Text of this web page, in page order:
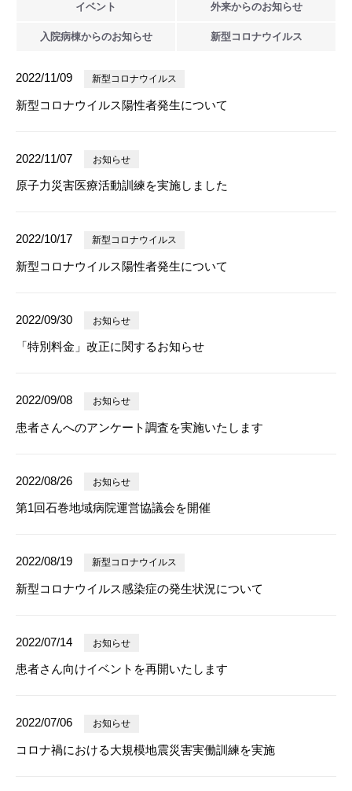
イベント 外来からのお知らせ
入院病棟からのお知らせ 新型 コロナウイルス
2022/11/09 新型コロナウイルス
新型コロナウイルス陽性者発生について
2022/11/07 お知らせ
原子力災害医療活動訓練を実施しました
2022/10/17 新型コロナウイルス
新型コロナウイルス陽性者発生について
2022/09/30 お知らせ
「特別料金」改正に関するお知らせ
2022/09/08 お知らせ
患者さんへのアンケート調査を実施いたします
2022/08/26 お知らせ
第1回石巻地域病院運営協議会を開催
2022/08/19 新型コロナウイルス
新型コロナウイルス感染症の発生状況について
2022/07/14 お知らせ
患者さん向けイベントを再開いたします
2022/07/06 お知らせ
コロナ禍における大規模地震災害実働訓練を実施